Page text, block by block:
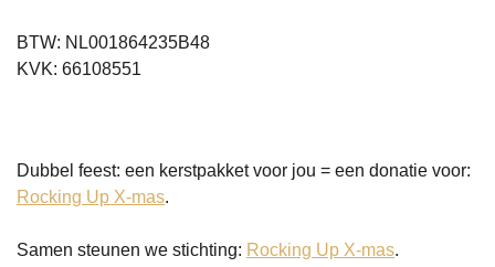
BTW: NL001864235B48
KVK: 66108551
Dubbel feest: een kerstpakket voor jou = een donatie voor:
Rocking Up X-mas.
Samen steunen we stichting: Rocking Up X-mas.